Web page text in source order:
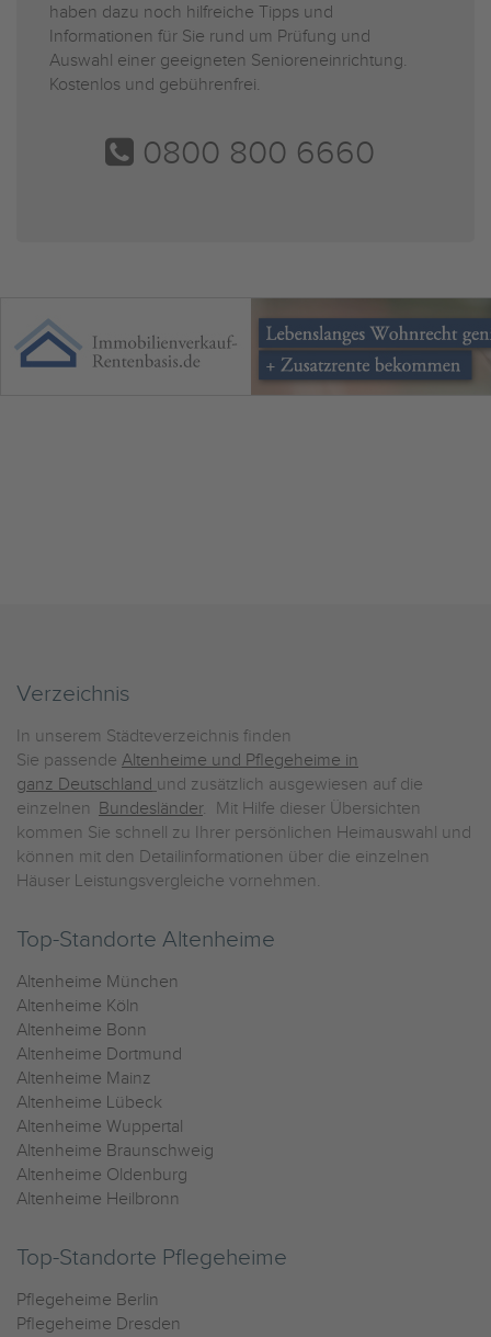
haben dazu noch hilfreiche Tipps und
Informationen für Sie rund um Prüfung und
Auswahl einer geeigneten Senioreneinrichtung.
Kostenlos und gebührenfrei.
0800 800 6660
Verzeichnis
In unserem Städteverzeichnis finden
Sie passende Altenheime und Pflegeheime in
ganz Deutschland und zusätzlich ausgewiesen auf die
einzelnen Bundesländer. Mit Hilfe dieser Übersichten
kommen Sie schnell zu Ihrer persönlichen Heimauswahl und
können mit den Detailinformationen über die einzelnen
Häuser Leistungsvergleiche vornehmen.
Top-Standorte Altenheime
Altenheime München
Altenheime Köln
Altenheime Bonn
Altenheime Dortmund
Altenheime Mainz
Altenheime Lübeck
Altenheime Wuppertal
Altenheime Braunschweig
Altenheime Oldenburg
Altenheime Heilbronn
Top-Standorte Pflegeheime
Pflegeheime Berlin
Pflegeheime Dresden